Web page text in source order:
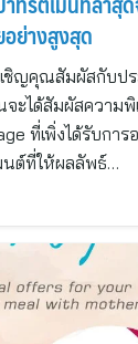
ย่างสูงสุด
เชิญคุณสัมผัสกับป
ะได้สัมผัสความ
ที่เพิ่งได้รับการ
นต์ที่ให้ผลลัพธ์…